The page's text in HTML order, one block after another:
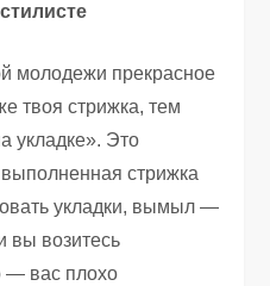
молодежи прекрасное
твоя стрижка, тем
укладке». Это
стрижка
укладки, вымыл —
возитесь
— вас плохо